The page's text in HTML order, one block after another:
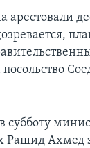
ГОРОДКИ
арестовали
субботу
Рашид Ахмед